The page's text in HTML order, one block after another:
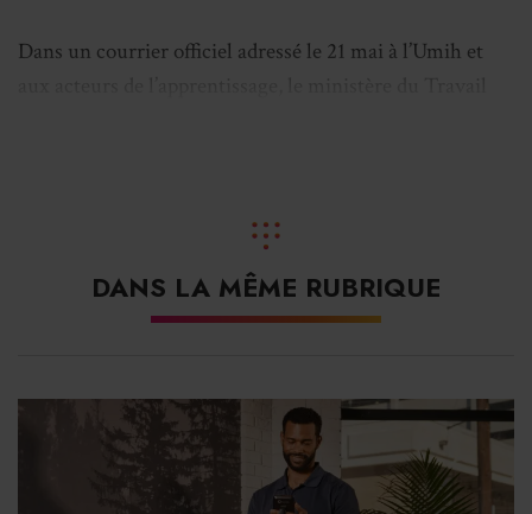
Dans un courrier officiel adressé le 21 mai à l’Umih et
30 %, à enveloppe budgétaire constante. Un mois
supplémentaire a également été octroyé aux branches
pour leur permettre de revoir leurs délibérations sur les
niveaux de prise en charge des contrats d’apprentissage.
Les premières recommandations, émises en mars
dernier, avaient suscité l’
indignation de la profession. En
effet, le financement de plusieurs niveaux
d’apprentissage et de formation se voyaient raboté par
DANS LA MÊME RUBRIQUE